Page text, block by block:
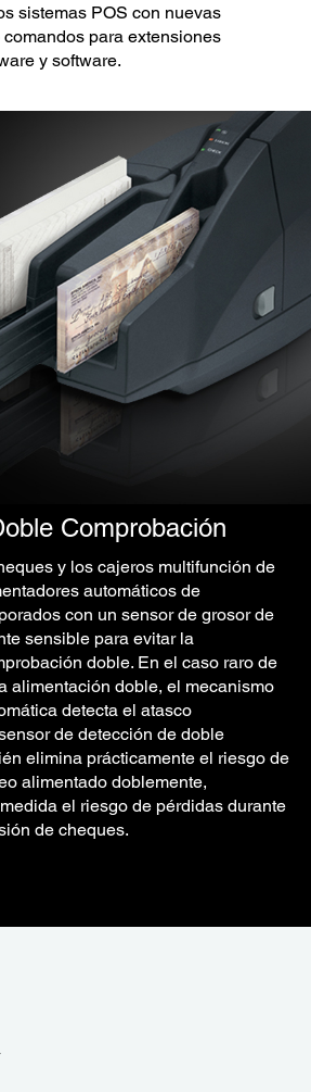
sistemas POS con nuevas
para extensiones
y software.
Comprobación
y los cajeros multifunción de
automáticos de
con un sensor de grosor de
sensible para evitar la
doble. En el caso raro de
alimentación doble, el mecanismo
detecta el atasco
de detección de doble
elimina prácticamente el riesgo de
alimentado doblemente,
el riesgo de pérdidas durante
de cheques.